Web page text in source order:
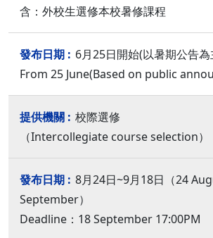
含：外校生選修本校暑修課程
6月25日開始(以暑期公告為
From 25 June(Based on public
校際選修
（Intercollegiate course selection）
8月24日~9月18日（24
September）
Deadline：18 September 17:00PM